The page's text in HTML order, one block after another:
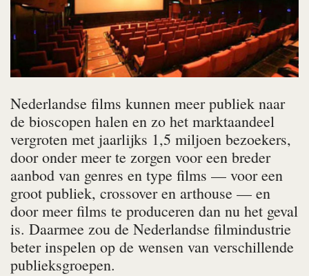
Nederlandse films kunnen meer publiek naar
de bioscopen halen en zo het marktaandeel
vergroten met jaarlijks 1,5 miljoen bezoekers,
door onder meer te zorgen voor een breder
aanbod van genres en type films — voor een
groot publiek, crossover en arthouse — en
door meer films te produceren dan nu het geval
is. Daarmee zou de Nederlandse filmindustrie
beter inspelen op de wensen van verschillende
publieksgroepen.